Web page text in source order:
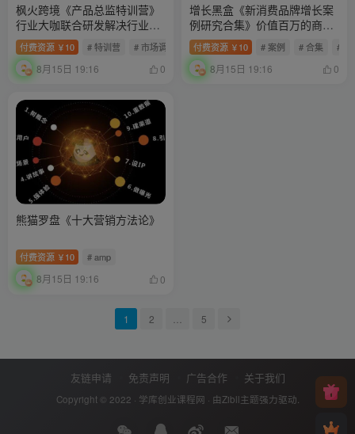
枫火跨境《产品总监特训营》
行业大咖联合研发解决行业瓶
颈问题
付费资源 ￥ 10 # 特训营 # 市场调研 # 枫火
8月15日 19:16 0
增长黑盒《新消费品牌增长案
例研究合集》价值百万的商业
情报
付费资源 ￥ 10 # 案例 # 合集 # 黑
8月15日 19:16 0
熊猫罗盘《十大营销方法论》
付费资源 ￥ 10 # amp
8月15日 19:16 0
1 2 5
友链申请 免责声明 广告合作 关于我们
Copyright © 2022 · 学库创业课程网 · 由Zibll主题强力驱动.